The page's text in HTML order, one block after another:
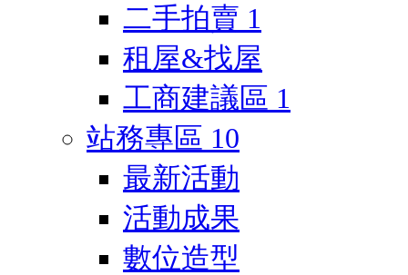
二手拍賣 1
租屋&找屋
工商建議區 1
站務專區 10
最新活動
活動成果
數位造型